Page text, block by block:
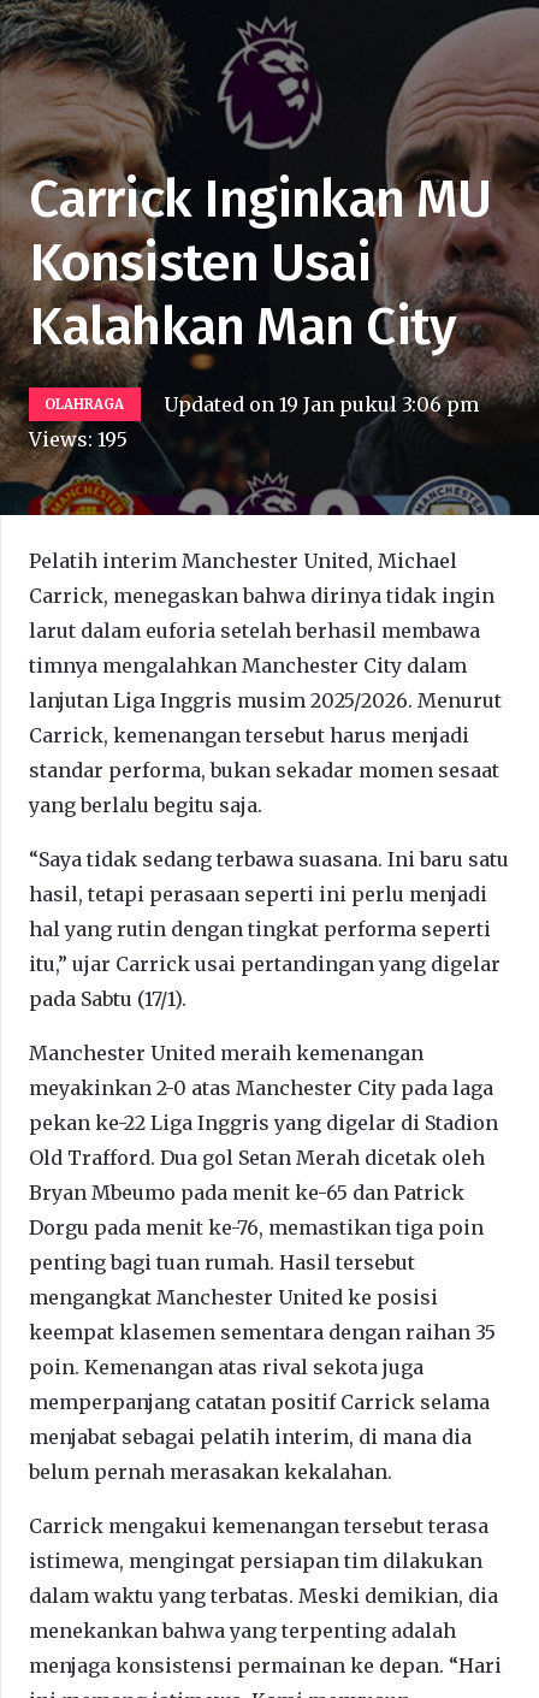
Carrick Inginkan MU
Konsisten Usai
Kalahkan Man City
OLAHRAGA Updated on19 Jan pukul 3:06 pm
Views: 195
Pelatih interim Manchester United, Michael
Carrick, menegaskan bahwa dirinya tidak ingin
larut dalam euforia setelah berhasil membawa
timnya mengalahkan Manchester City dalam
lanjutan Liga Inggris musim 2025/2026. Menurut
Carrick, kemenangan tersebut harus menjadi
standar performa, bukan sekadar momen sesaat
yang berlalu begitu saja.
“Saya tidak sedang terbawa suasana. Ini baru satu
hasil, tetapi perasaan seperti ini perlu menjadi
hal yang rutin dengan tingkat performa seperti
itu,” ujar Carrick usai pertandingan yang digelar
pada Sabtu (17/1).
Manchester United meraih kemenangan
meyakinkan 2-0 atas Manchester City pada laga
pekan ke-22 Liga Inggris yang digelar di Stadion
Old Trafford. Dua gol Setan Merah dicetak oleh
Bryan Mbeumo pada menit ke-65 dan Patrick
Dorgu pada menit ke-76, memastikan tiga poin
penting bagi tuan rumah. Hasil tersebut
mengangkat Manchester United ke posisi
keempat klasemen sementara dengan raihan 35
poin. Kemenangan atas rival sekota juga
memperpanjang catatan positif Carrick selama
menjabat sebagai pelatih interim, di mana dia
belum pernah merasakan kekalahan.
Carrick mengakui kemenangan tersebut terasa
istimewa, mengingat persiapan tim dilakukan
dalam waktu yang terbatas. Meski demikian, dia
menekankan bahwa yang terpenting adalah
menjaga konsistensi permainan ke depan. “Hari